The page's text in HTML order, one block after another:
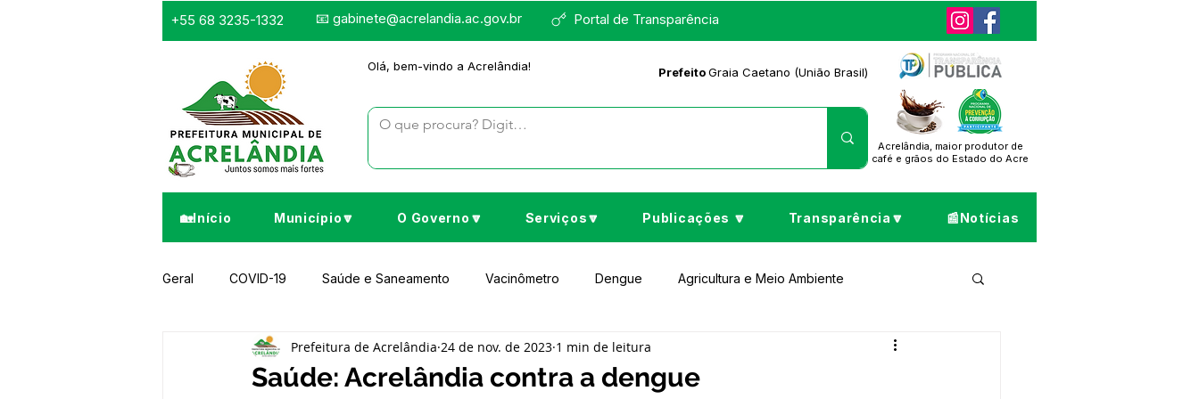
Portal de Transparência
+55 68 3235-1332 📧 gabinete@acrelandia.ac.gov.br
Olá, bem-vindo a Acrelândia! PrefeitoGraia Caetano (União Brasil)
Acrelândia, maior produtor de
café e grãos do Estado do Acre
🏡Início Município🔽 O Governo🔽 Serviços🔽 Publicações 🔽 Transparência🔽 📰Notícias
Geral COVID-19 Saúde e Saneamento Vacinômetro Dengue Agricultura e Meio Ambiente
Infraestrutura e Obras Desporto Cultura e Lazer Educação Assistência Social
Saúde: Acrelândia contra a dengue
Prefeitura de Acrelândia 24 de nov. de 2023 1 min de leitura